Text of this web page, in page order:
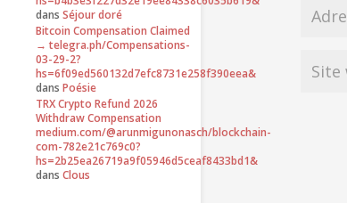
dans Séjour doré
Bitcoin Compensation Claimed
→ telegra.ph/Compensations-
03-29-2?
hs=6f09ed560132d7efc8731e258f390eea&
dans Poésie
TRX Crypto Refund 2026
Withdraw Compensation
medium.com/@arunmigunonasch/blockchain-
com-782e21c769c0?
hs=2b25ea26719a9f05946d5ceaf8433bd1&
dans Clous